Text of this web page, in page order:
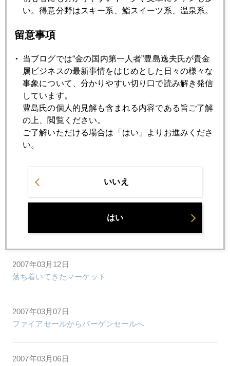
2007年03月30日
最新金投資動向調査結果
2007年03月29日
春の目覚め
2007年03月22日
660ドル台回復
2007年03月16日
世界同時株安に揺れる金市場
2007年03月12日
落ち着いてきたマーケット
2007年03月07日
ファイアセールからバーゲンセールへ
2007年03月06日
い。得意分野はスキー系、鮨スイーツ系、温泉系。
留意事項
当ブログでは“金の国内第一人者”豊島逸夫氏が貴金
属ビジネスの最新事情をはじめとした日々の様々な
事象について、分かりやすい切り口で読み解き発信
しています。
豊島氏の個人的見解も含まれる内容である旨ご了解
の上、閲覧ください。
ご了解いただける場合は「はい」よりお進みくださ
い。
いいえ
はい